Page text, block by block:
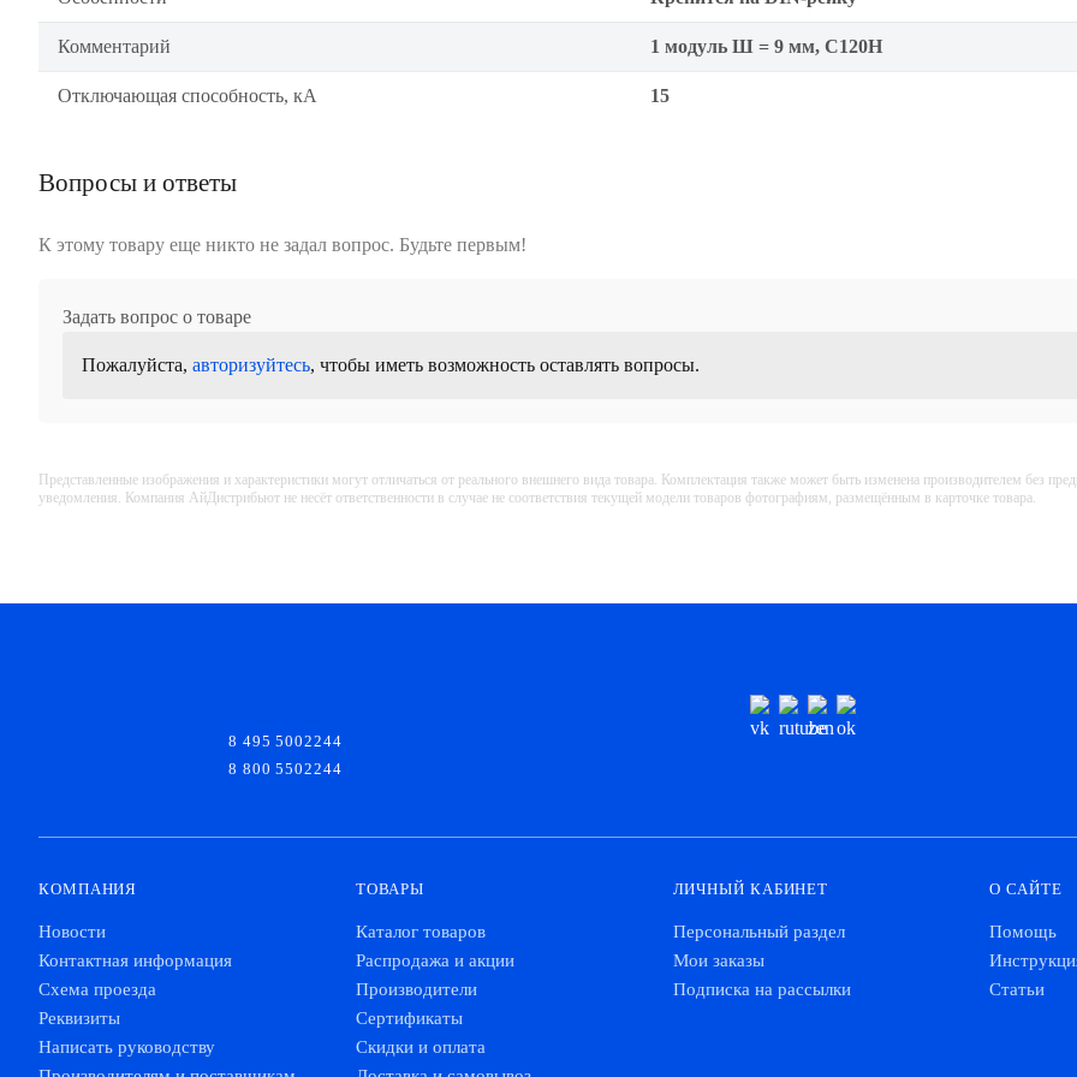
Комментарий 1 модуль Ш = 9 мм, C120H
Отключающая способность, кА 15
Вопросы и ответы
К этому товару еще никто не задал вопрос. Будьте первым!
Задать вопрос о товаре
Пожалуйста, авторизуйтесь, чтобы иметь возможность оставлять вопросы.
Представленные изображения и характеристики могут отличаться от реального внешнего вида товара. Комплектация также может быть изменена производителем без
уведомления. Компания АйДистрибьют не несёт ответственности в случае не соответствия текущей модели товаров фотографиям, размещённым в карточке товара.
8 495 5002244
8 800 5502244
КОМПАНИЯ
Новости
Контактная информация
Схема проезда
Реквизиты
Написать руководству
ТОВАРЫ
Каталог товаров
Распродажа и акции
Производители
Сертификаты
Скидки и оплата
ЛИЧНЫЙ КАБИНЕТ
Персональный раздел
Мои заказы
Подписка на рассылки
О САЙТЕ
Помощь
Статьи